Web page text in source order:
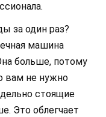
за один раз?
машина
больше, потому
вам не нужно
стоящие
Это облегчает